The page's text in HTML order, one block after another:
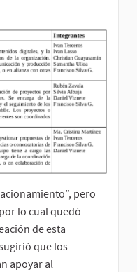
pero
lo cual quedó
de esta
que los
apoyar al